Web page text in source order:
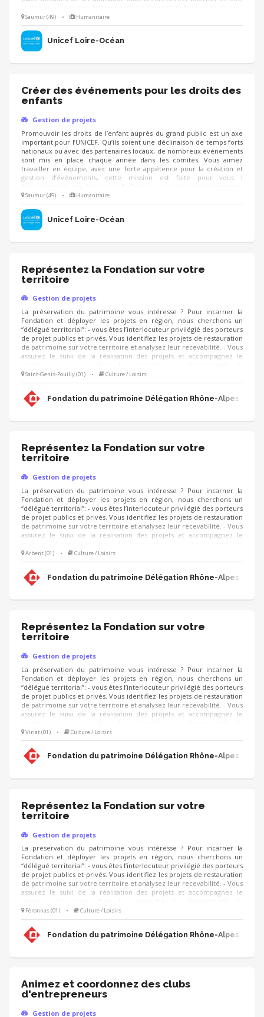
droits de l’enfant sur le territoire. Vous aurez la possibilité d’animer
des formations à destination des élus et agents des collectivités
locales sur la prise en main des projets UNICEF.
Saumur (49) • Humanitaire
Unicef Loire-Océan
Créer des événements pour les droits des
enfants
Gestion de projets
Promouvoir les droits de l’enfant auprès du grand public est un axe
important pour l’UNICEF. Qu’ils soient une déclinaison de temps forts
nationaux ou avec des partenaires locaux, de nombreux événements
sont mis en place chaque année dans les comités. Vous aimez
travailler en équipe, avec une forte appétence pour la création et
gestion d’événements, cette mission est faite pour vous !
autour du sport, de la culture… pour faire connaitre les droits de
l’enfant et collecter des fonds •Co-piloter l’organisation d’événements
•Décliner les grands temps forts nationaux localement
Saumur (49) • Humanitaire
Unicef Loire-Océan
Représentez la Fondation sur votre
territoire
Gestion de projets
La préservation du patrimoine vous intéresse ? Pour incarner la
Fondation et déployer les projets en région, nous cherchons un
“délégué territorial”: - vous êtes l’interlocuteur privilégié des porteurs
de projet publics et privés. Vous identifiez les projets de restauration
de patrimoine sur votre territoire et analysez leur recevabilité. - Vous
assurez le suivi de la réalisation des projets et accompagnez le
communication, l'animation de sa collecte, jusqu'à la clôture du
projet. - Vous contribuez au développement des adhésions et des
ressources (mécènes, donateurs, partenariats, etc.) pour pérenniser
les actions de la Fondation.
Saint-Genis-Pouilly (01) • Culture / Loisirs
Fondation du patrimoine Délégation Rhône-Alpes
Représentez la Fondation sur votre
territoire
Gestion de projets
La préservation du patrimoine vous intéresse ? Pour incarner la
Fondation et déployer les projets en région, nous cherchons un
“délégué territorial”: - vous êtes l’interlocuteur privilégié des porteurs
de projet publics et privés. Vous identifiez les projets de restauration
de patrimoine sur votre territoire et analysez leur recevabilité. - Vous
assurez le suivi de la réalisation des projets et accompagnez le
communication, l'animation de sa collecte, jusqu'à la clôture du
projet. - Vous contribuez au développement des adhésions et des
ressources (mécènes, donateurs, partenariats, etc.) pour pérenniser
les actions de la Fondation.
Arbent (01) • Culture / Loisirs
Fondation du patrimoine Délégation Rhône-Alpes
Représentez la Fondation sur votre
territoire
Gestion de projets
La préservation du patrimoine vous intéresse ? Pour incarner la
Fondation et déployer les projets en région, nous cherchons un
“délégué territorial”: - vous êtes l’interlocuteur privilégié des porteurs
de projet publics et privés. Vous identifiez les projets de restauration
de patrimoine sur votre territoire et analysez leur recevabilité. - Vous
assurez le suivi de la réalisation des projets et accompagnez le
communication, l'animation de sa collecte, jusqu'à la clôture du
projet. - Vous contribuez au développement des adhésions et des
ressources (mécènes, donateurs, partenariats, etc.) pour pérenniser
les actions de la Fondation.
Viriat (01) • Culture / Loisirs
Fondation du patrimoine Délégation Rhône-Alpes
Représentez la Fondation sur votre
territoire
Gestion de projets
La préservation du patrimoine vous intéresse ? Pour incarner la
Fondation et déployer les projets en région, nous cherchons un
“délégué territorial”: - vous êtes l’interlocuteur privilégié des porteurs
de projet publics et privés. Vous identifiez les projets de restauration
de patrimoine sur votre territoire et analysez leur recevabilité. - Vous
assurez le suivi de la réalisation des projets et accompagnez le
communication, l'animation de sa collecte, jusqu'à la clôture du
projet. - Vous contribuez au développement des adhésions et des
ressources (mécènes, donateurs, partenariats, etc.) pour pérenniser
les actions de la Fondation.
Péronnas (01) • Culture / Loisirs
Fondation du patrimoine Délégation Rhône-Alpes
Animez et coordonnez des clubs
d'entrepreneurs
Gestion de projets